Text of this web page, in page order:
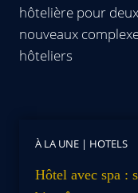
hôtelière pour deux
nouveaux
hôteliers
À LA UNE | HOTELS
Hôtel avec spa :